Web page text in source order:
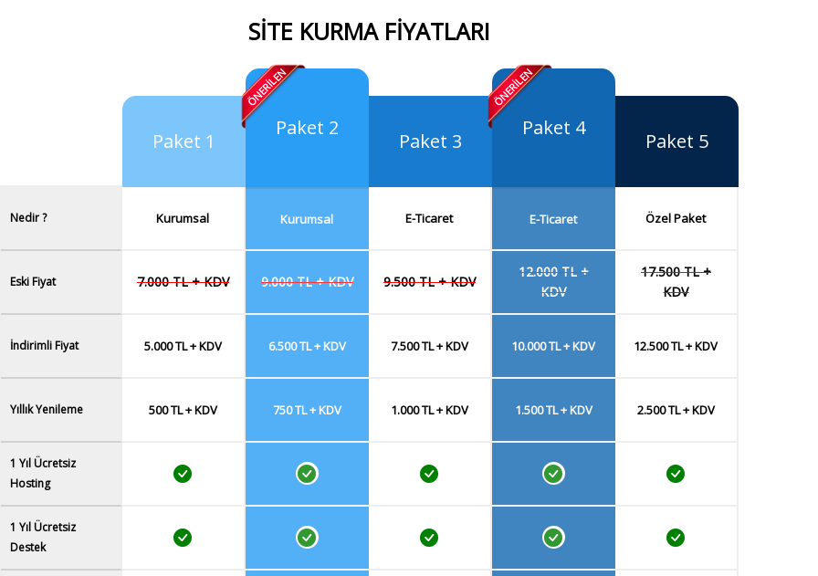
SİTE KURMA FİYATLARI
Paket 1
Paket 2
ÖNERİLEN
Paket 3
Paket 4
ÖNERİLEN
Paket 5
Nedir ?
Eski Fiyat
İndirimli Fiyat
Yıllık Yenileme
1 Yıl Ücretsiz
Hosting
1 Yıl Ücretsiz
Destek
Kurumsal
7.000 TL + KDV
5.000 TL + KDV
500 TL + KDV
Kurumsal
9.000 TL + KDV
6.500 TL + KDV
750 TL + KDV
E-Ticaret
9.500 TL + KDV
7.500 TL + KDV
1.000 TL + KDV
E-Ticaret
12.000 TL +
KDV
10.000 TL + KDV
1.500 TL + KDV
Özel Paket
17.500 TL +
KDV
12.500 TL + KDV
2.500 TL + KDV